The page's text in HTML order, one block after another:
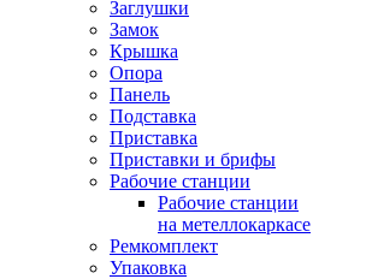
Заглушки
Замок
Крышка
Опора
Панель
Подставка
Приставка
Приставки и брифы
Рабочие станции
Рабочие станции
на метеллокаркасе
Ремкомплект
Упаковка